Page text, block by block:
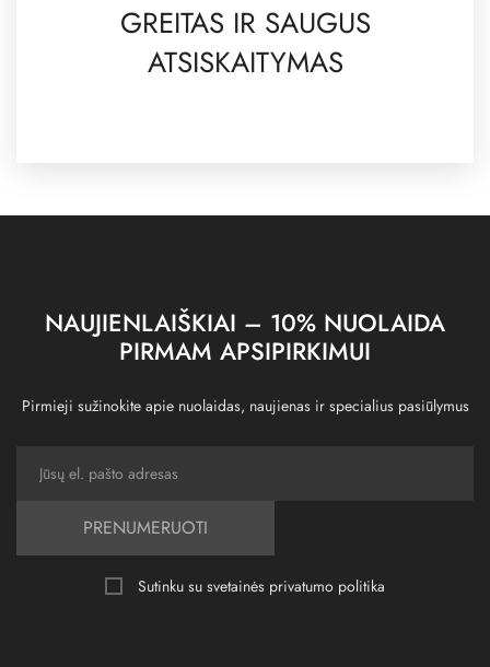
GREITAS IR SAUGUS
ATSISKAITYMAS
NAUJIENLAIŠKIAI – 10% NUOLAIDA
PIRMAM APSIPIRKIMUI
Pirmieji sužinokite apie nuolaidas, naujienas ir specialius pasiūlymus
PRENUMERUOTI
Sutinku su svetainės privatumo politika